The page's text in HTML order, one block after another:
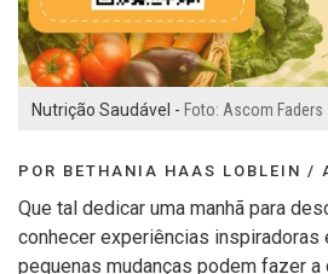
Nutrição Saudável - Foto: Ascom Faders
POR BETHANIA HAAS LOBLEIN /
Que tal dedicar uma manhã para
conhecer experiências inspiradoras
pequenas mudanças podem fazer a